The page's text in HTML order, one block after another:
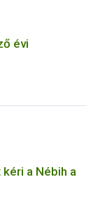
évi
a Nébih a